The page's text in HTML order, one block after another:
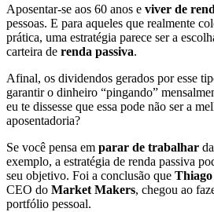
Aposentar-se aos 60 anos e viver de
pessoas. E para aqueles que realmente
prática, uma estratégia parece ser a
carteira de renda passiva.
Afinal, os dividendos gerados por esse
garantir o dinheiro “pingando”
eu te dissesse que essa pode não ser a
aposentadoria?
Se você pensa em parar de trabalhar
exemplo, a estratégia de renda passiva
seu objetivo. Foi a conclusão que Thiago
CEO do Market Makers, chegou ao
portfólio pessoal.